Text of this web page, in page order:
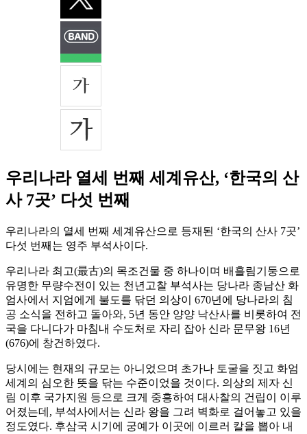
우리나라 열세 번째 세계유산, ‘한국의 산
사 7곳’ 다섯 번째
우리나라의 열세 번째 세계유산으로 등재된 ‘한국의 산사 7곳’
다섯 번째는 영주 부석사이다.
우리나라 최고(最古)의 목조건물 중 하나이며 배흘림기둥으로
유명한 무량수전이 있는 천년고찰 부석사는 당나라 종남산 화
엄사에서 지엄에게 불도를 닦던 의상이 670년에 당나라의 침
공 소식을 전하고 돌아와, 5년 동안 양양 낙산사를 비롯하여 전
국을 다니다가 마침내 수도처로 자리 잡아 신라 문무왕 16년
(676)에 창건하였다.
당시에는 현재의 규모는 아니었으며 초가나 토굴을 짓고 화엄
세계의 심오한 뜻을 닦는 수준이었을 것이다. 의상의 제자 신
림 이후 국가지원 등으로 크게 중흥하여 대사찰의 건립이 이루
어졌는데, 부석사에서는 신라 왕을 그려 벽화로 걸어놓고 있을
정도였다. 후삼국 시기에 궁예가 이곳에 이르러 칼을 뽑아 내